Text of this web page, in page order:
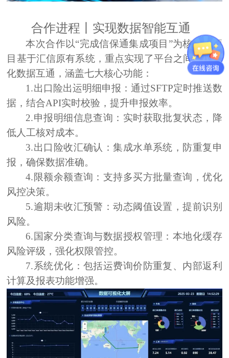
合作进程 实现数据智能互通
本次合作以“完成信保通集成项目”为核心，项
目基于汇信原有系统，重点实现了平台之间的智能
化数据互通，涵盖七大核心功能：
1.出口险出运明细申报：通过SFTP定时推送数
据，结合API实时校验，提升申报效率。
2.申报明细信息查询： 实时获取批复状态，降
低人工核对成本。
3.出口险收汇确认：集成水单系统，防重复申
报，确保数据准确。
4.限额余额查询： 支持多买方批量查询，优化
风控决策。
5.逾期未收汇预警：动态阈值设置，提前识别
风险。
6.国家分类查询与数据授权管理： 本地化缓存
风险评级，强化权限管控。
7.系统优化：包括运费询价防重复、内部返利
计算及报表功能增强。